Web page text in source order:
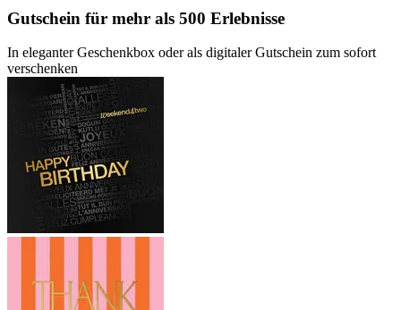
Gutschein für mehr als 500 Erlebnisse
In eleganter Geschenkbox oder als digitaler Gutschein zum sofort
verschenken